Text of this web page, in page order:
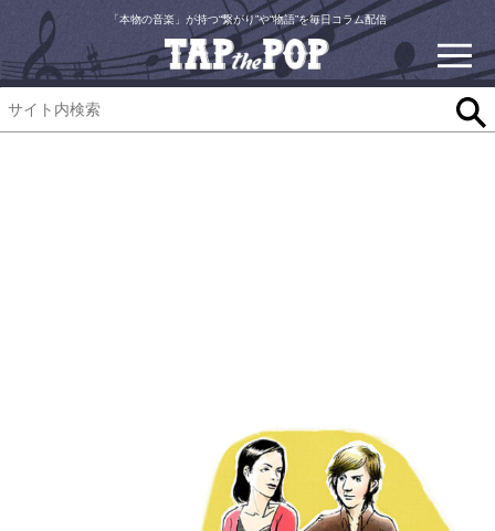
「本物の音楽」が持つ“繋がり”や“物語”を毎日コラム配信